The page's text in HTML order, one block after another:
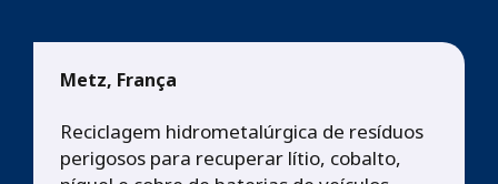
Metz, França
Reciclagem hidrometalúrgica de resíduos
perigosos para recuperar lítio, cobalto,